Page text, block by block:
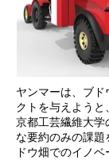
ヤンマーは、ブ
クトを与えようと
京都工芸繊維大
な要約のみの課
ドウ畑でのイノベ